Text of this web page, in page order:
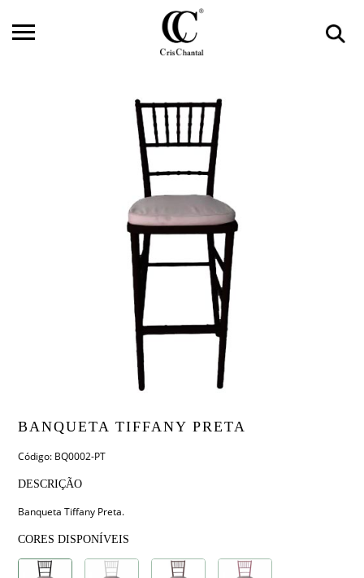
BANQUETA TIFFANY PRETA
Código: BQ0002-PT
DESCRIÇÃO
Banqueta Tiffany Preta.
CORES DISPONÍVEIS